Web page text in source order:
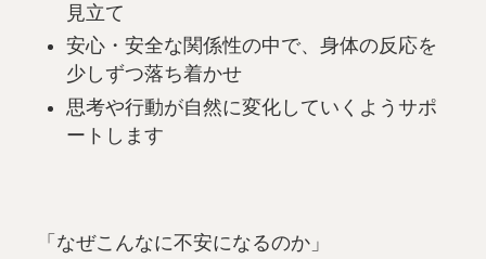
見立て
安心・安全な関係性の中で、身体の反応を
少しずつ落ち着かせ
思考や行動が自然に変化していくようサポ
ートします
「なぜこんなに不安になるのか」